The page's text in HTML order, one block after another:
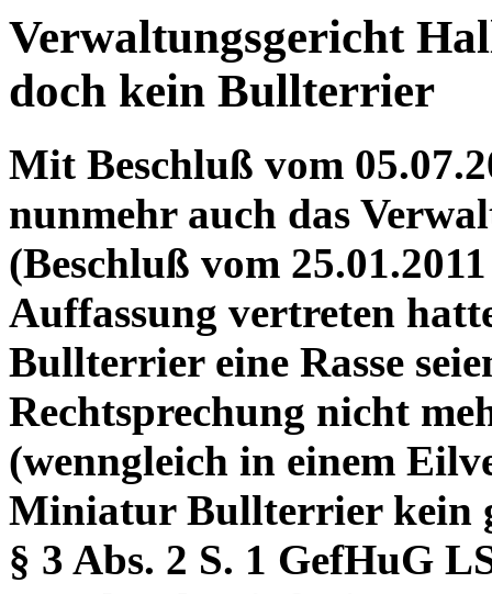
Verwaltungsgericht
doch kein Bullterrier
Mit Beschluß vom
nunmehr auch das
(Beschluß vom
Auffassung vertreten
Bullterrier eine Rasse
Rechtsprechung nicht
(wenngleich in einem
Miniatur Bullterrier kein
§ 3 Abs. 2 S. 1 GefHuG